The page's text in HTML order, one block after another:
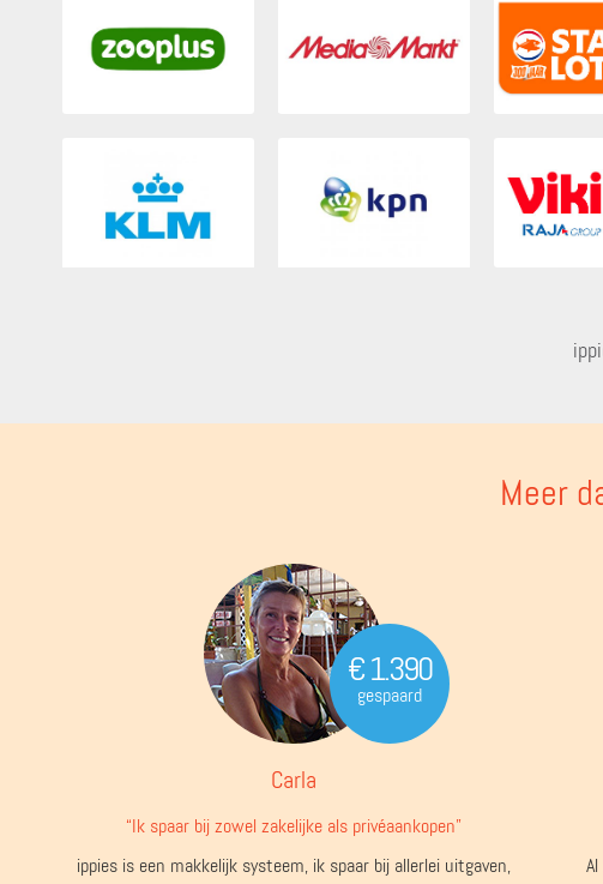
Meer
€ 1.390
gespaard
Carla
“Ik spaar bij zowel zakelijke als privéaankopen”
ippies is een makkelijk systeem, ik spaar bij allerlei uitgaven,